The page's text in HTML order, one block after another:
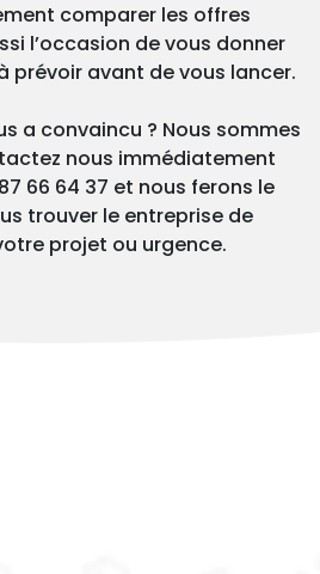
comparer les offres
l’occasion de vous donner
prévoir avant de vous lancer.
a convaincu ? Nous sommes
nous immédiatement
66 64 37 et nous ferons le
trouver le entreprise de
projet ou urgence.